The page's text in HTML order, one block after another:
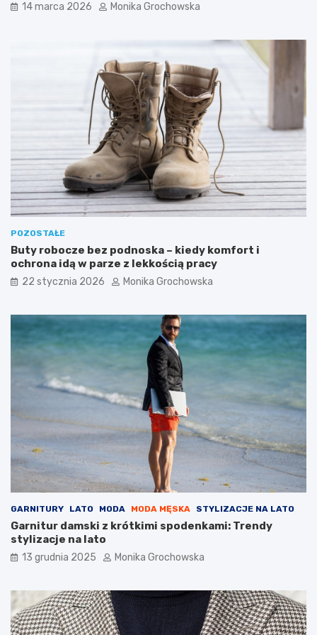
–
r
o
w
p
o
w
a
d
ć
g
o
t
p
e
l
ę
g
a
y
j
n
e
l
w
r
z
y
14 marca 2026 Monika Grochowska
POZOSTAŁE
Buty robocze bez podnoska – kiedy komfort i
ochrona idą w parze z lekkością pracy
22 stycznia 2026 Monika Grochowska
GARNITURY LATO MODA MODA MĘSKA STYLIZACJE NA LATO
Garnitur damski z krótkimi spodenkami: Trendy
stylizacje na lato
13 grudnia 2025 Monika Grochowska